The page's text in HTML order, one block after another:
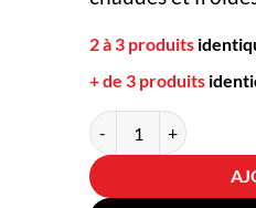
2 à 3 produits
+ de 3 produits
quantité de Bouteille à